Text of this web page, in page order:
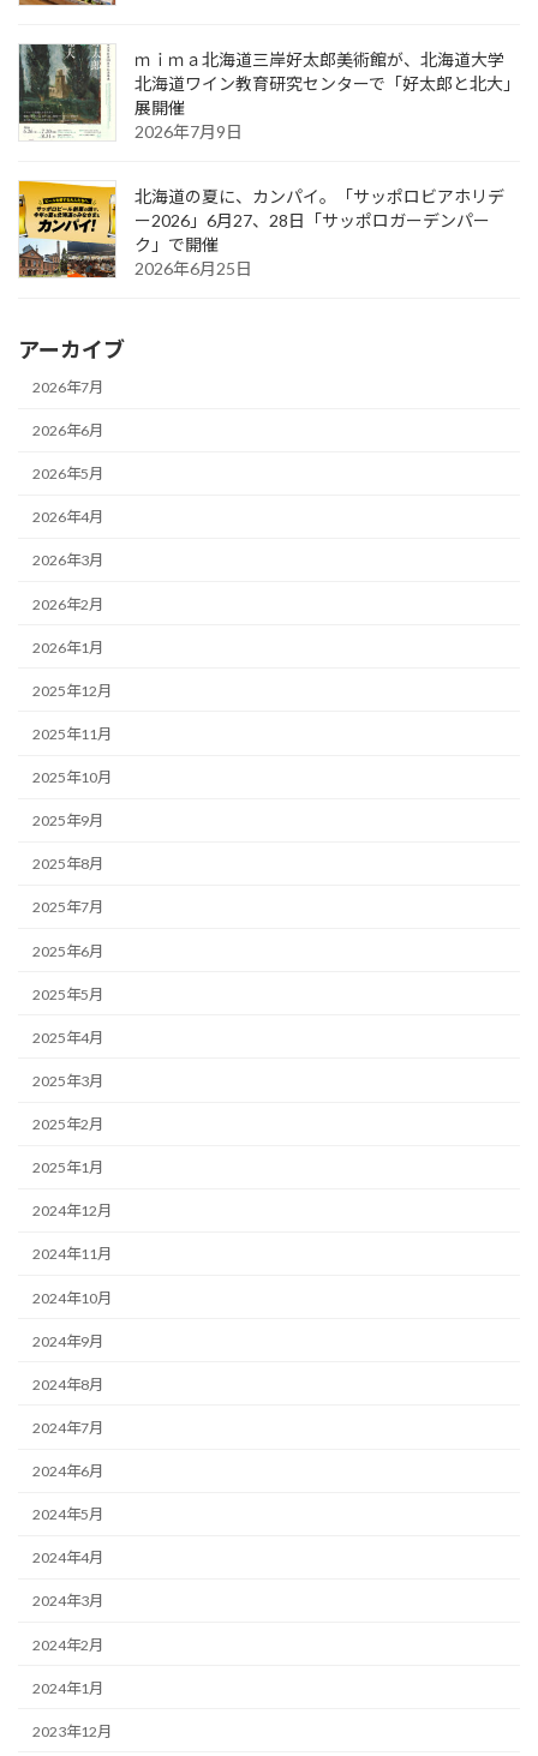
ｍｉｍａ北海道三岸好太郎美術館が、北海道大学
北海道ワイン教育研究センターで「好太郎と北大」
展開催
2026年7月9日
北海道の夏に、カンパイ。「サッポロビアホリデ
ー2026」6月27、28日「サッポロガーデンパー
ク」で開催
2026年6月25日
アーカイブ
2026年7月
2026年6月
2026年5月
2026年4月
2026年3月
2026年2月
2026年1月
2025年12月
2025年11月
2025年10月
2025年9月
2025年8月
2025年7月
2025年6月
2025年5月
2025年4月
2025年3月
2025年2月
2025年1月
2024年12月
2024年11月
2024年10月
2024年9月
2024年8月
2024年7月
2024年6月
2024年5月
2024年4月
2024年3月
2024年2月
2024年1月
2023年12月